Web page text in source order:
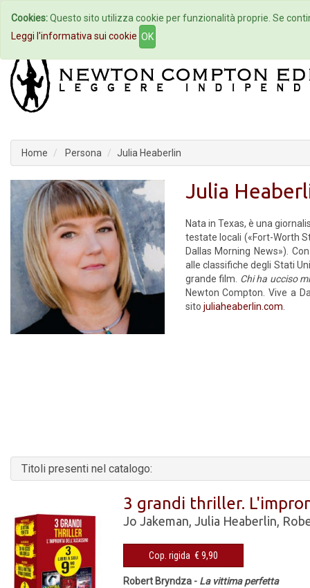
Home Autori Eventi
Home Persona Julia Heaberlin
Julia
Nata in Texas, è una
testate locali («Fort-Worth
Dallas Morning News»).
alle classifiche degli Stati
grande film. Chi ha ucciso
Newton Compton. Vive a
sito juliaheaberlin.com
Titoli presenti nel catalogo:
3 grandi thriller.
Jo Jakeman,Julia Heaberlin,
Cop. rigida € 9,90
Robert Bryndza - La vittima perfetta
Cookies:Questo sito utilizza cookie per funzionalità proprie. Se
Leggi l'informativa sui cookie OK